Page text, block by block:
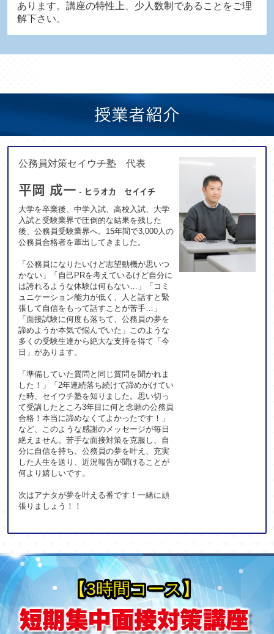
あります。講座の特性上、少人数制であることをご理
解下さい。
授業者紹介
公務員対策セイウチ塾 代表
平岡 成一 - ヒラオカ セイイチ
大学を卒業後、中学入試、高校入試、大学
入試と受験業界で圧倒的な結果を残した
後、公務員受験業界へ。15年間で3,000人の
公務員合格者を輩出してきました。
「公務員になりたいけど志望動機が思いつ
かない」「自己PRを考えているけど自分に
は誇れるような体験は何もない…」「コミ
ュニケーション能力が低く、人と話すと緊
張して自信をもって話すことが苦手…」
「面接試験に何度も落ちて、公務員の夢を
諦めようか本気で悩んでいた」このような
多くの受験生達から絶大な支持を得て「今
日」があります。
「準備していた質問と同じ質問を聞かれま
した！」「2年連続落ち続けて諦めかけてい
た時、セイウチ塾を知りました。思い切っ
て受講したところ3年目に何と念願の公務員
合格！本当に諦めなくてよかったです！」
など、このような感謝のメッセージが毎日
絶えません。苦手な面接対策を克服し、自
分に自信を持ち、公務員の夢を叶え、充実
した人生を送り、近況報告が聞けることが
何より嬉しいです。
次はアナタが夢を叶える番です！一緒に頑
張りましょう！！
【3時間コース】
短期集中面接対策講座